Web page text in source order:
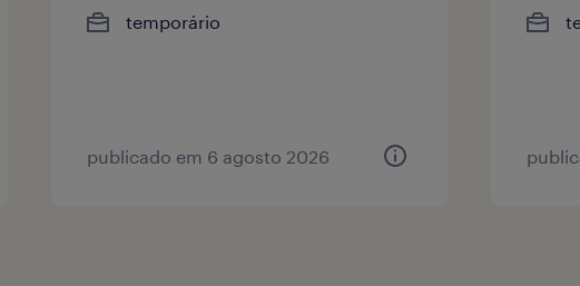
temporário
publicado em 6 agosto 2026